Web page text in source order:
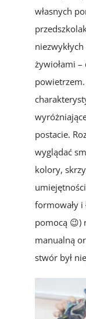
własnych
żywiołami
powietrzem.
postacie.
wyglądać
kolory,
formowały i
pomocą 😉)
manualną
stwór był